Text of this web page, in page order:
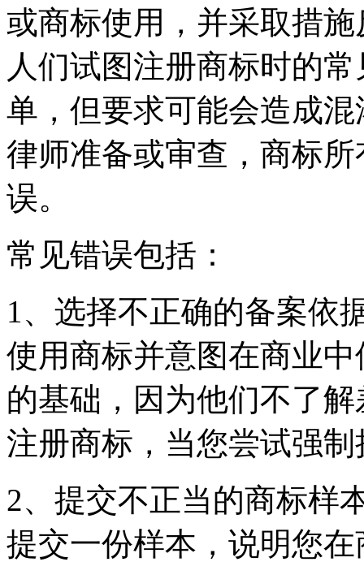
或商标使用，并采取措
人们试图注册商标时的
单，但要求可能会造成
律师准备或审查，商标
误。
常见错误包括：
1、选择不正确的备案依
使用商标并意图在商业
的基础，因为他们不了
注册商标，当您尝试强
2、提交不正当的商标样
提交一份样本，说明您